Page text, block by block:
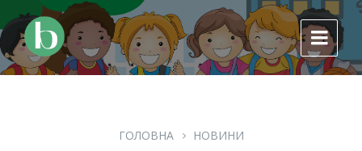
to
content
to
main
navigation
to
footer
ГОЛОВНА НОВИНИ